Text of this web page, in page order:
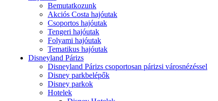
Bemutatkozunk
Akciós Costa hajóutak
Csoportos hajóutak
Tengeri hajóutak
Folyami hajóutak
Tematikus hajóutak
Disneyland Párizs
Disneyland Párizs csoportosan párizsi városnézéssel
Disney parkbelépők
Disney parkok
Hotelek